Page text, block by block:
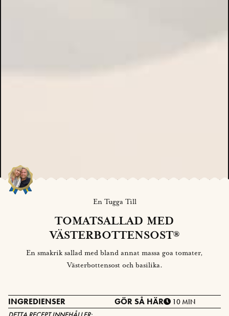
En Tugga Till
TOMATSALLAD MED
VÄSTERBOTTENSOST®
En smakrik sallad med bland annat massa goa tomater,
Västerbottensost och basilika.
INGREDIENSER GÖR SÅ HÄR 10 MIN